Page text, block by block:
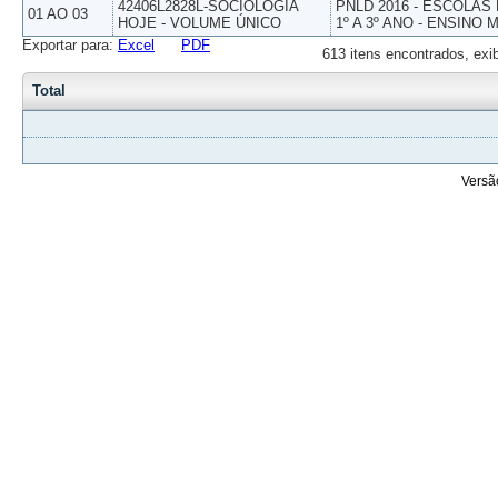
01 AO 03
42406L2828L-SOCIOLOGIA
HOJE - VOLUME ÚNICO
PNLD 2016 -
1º A 3º ANO - ENSINO
613 itens encontrados,
Exportar para: Excel PDF
Total